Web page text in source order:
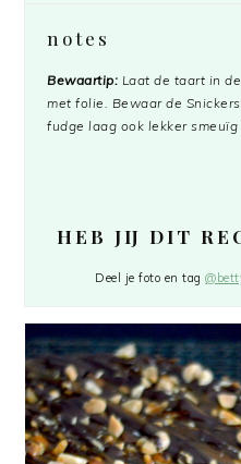
notes
Bewaartip: Laat de taart in
met folie. Bewaar de
fudge laag ook lekker
HEB JIJ DIT
Deel je foto en tag